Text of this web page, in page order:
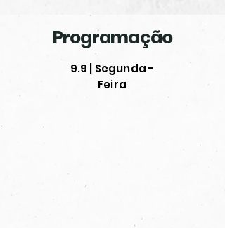
Programação
9.9 | Segunda -
Feira